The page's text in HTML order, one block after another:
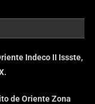
Indeco II Issste,
de Oriente Zona